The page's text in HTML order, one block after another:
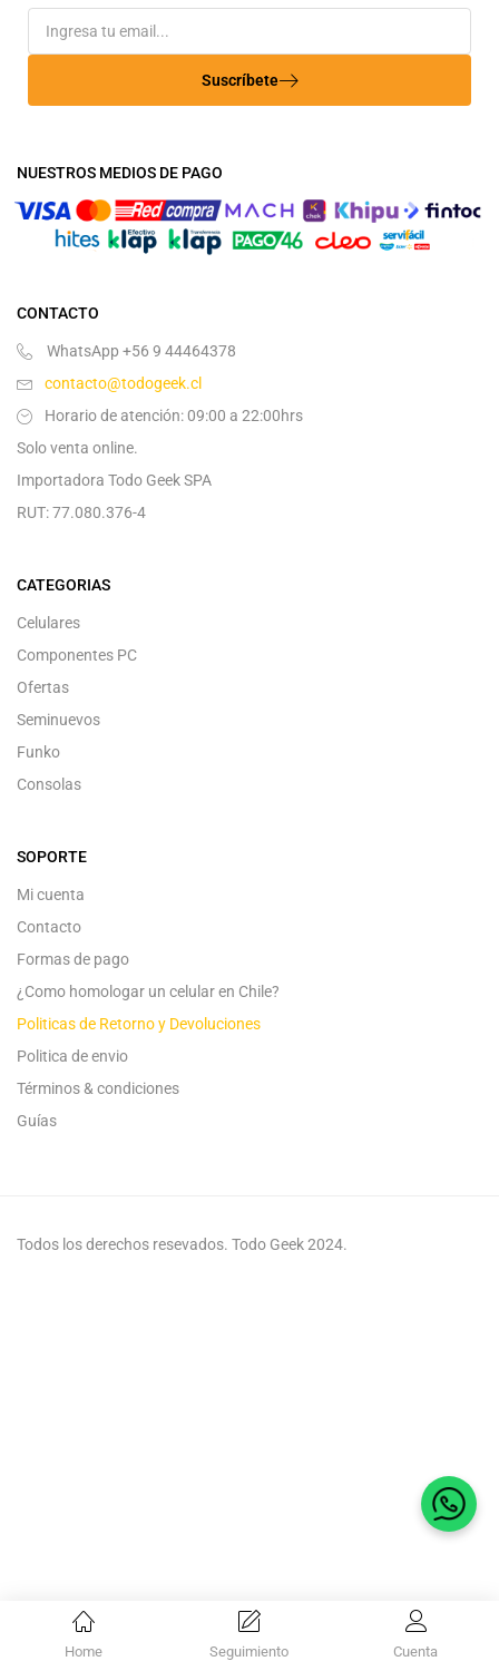
Home Seguimiento Cuenta
Suscríbete
NUESTROS MEDIOS DE PAGO
CONTACTO
WhatsApp +56 9 44464378
contacto@todogeek.cl
Horario de atención: 09:00 a 22:00hrs
Solo venta online.
Importadora Todo Geek SPA
RUT: 77.080.376-4
CATEGORIAS
Celulares
Componentes PC
Ofertas
Seminuevos
Funko
Consolas
SOPORTE
Mi cuenta
Contacto
Formas de pago
¿Como homologar un celular en Chile?
Politicas de Retorno y Devoluciones
Politica de envio
Términos & condiciones
Guías
Todos los derechos resevados. Todo Geek 2024.
Habla